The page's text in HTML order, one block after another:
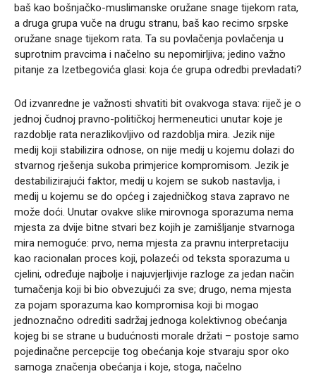
baš kao bošnjačko-muslimanske oružane snage tijekom rata,
a druga grupa vuče na drugu stranu, baš kao recimo srpske
oružane snage tijekom rata. Ta su povlačenja povlačenja u
suprotnim pravcima i načelno su nepomirljiva; jedino važno
pitanje za Izetbegovića glasi: koja će grupa odredbi prevladati?
Od izvanredne je važnosti shvatiti bit ovakvoga stava: riječ je o
jednoj čudnoj pravno-političkoj hermeneutici unutar koje je
razdoblje rata nerazlikovljivo od razdoblja mira. Jezik nije
medij koji stabilizira odnose, on nije medij u kojemu dolazi do
stvarnog rješenja sukoba primjerice kompromisom. Jezik je
destabilizirajući faktor, medij u kojem se sukob nastavlja, i
medij u kojemu se do općeg i zajedničkog stava zapravo ne
može doći. Unutar ovakve slike mirovnoga sporazuma nema
mjesta za dvije bitne stvari bez kojih je zamišljanje stvarnoga
mira nemoguće: prvo, nema mjesta za pravnu interpretaciju
kao racionalan proces koji, polazeći od teksta sporazuma u
cjelini, određuje najbolje i najuvjerljivije razloge za jedan način
tumačenja koji bi bio obvezujući za sve; drugo, nema mjesta
za pojam sporazuma kao kompromisa koji bi mogao
jednoznačno odrediti sadržaj jednoga kolektivnog obećanja
kojeg bi se strane u budućnosti morale držati – postoje samo
pojedinačne percepcije tog obećanja koje stvaraju spor oko
samoga značenja obećanja i koje, stoga, načelno